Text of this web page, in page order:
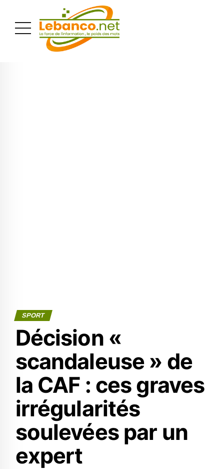
SPORT
Décision «
scandaleuse » de
la CAF : ces graves
irrégularités
soulevées par un
expert